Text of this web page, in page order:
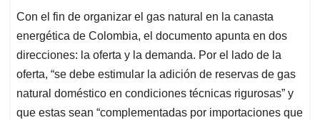
Con el fin de organizar el gas natural en la canasta
energética de Colombia, el documento apunta en dos
direcciones: la oferta y la demanda. Por el lado de la
oferta, “se debe estimular la adición de reservas de gas
natural doméstico en condiciones técnicas rigurosas” y
que estas sean “complementadas por importaciones que